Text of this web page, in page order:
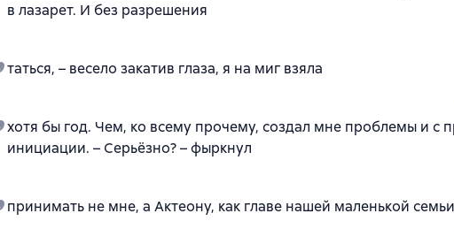
в лазарет. И без разрешения
таться, – весело закатив глаза, я на миг взяла
хотя бы год. Чем, ко всему прочему, создал мне проблемы и с
инициации. – Серьёзно? – фыркнул
принимать не мне, а Актеону, как главе нашей маленькой